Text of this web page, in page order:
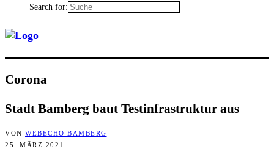
Search for:
Coro­na
Stadt Bam­berg baut Test­in­fra­struk­tur aus
VON WEBECHO BAMBERG
25. MÄRZ 2021